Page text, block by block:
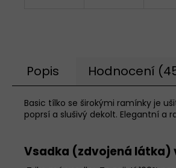
Popis Hodnocení
Basic tílko se širokými ramínky je
poprsí a slušivý dekolt. Elegantní a
Vsadka (zdvojená látka)